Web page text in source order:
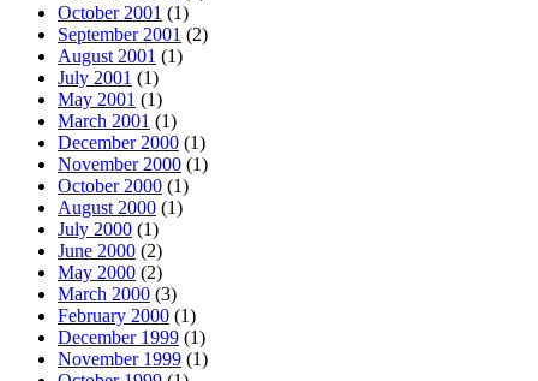
October 2001 (1)
September 2001 (2)
August 2001 (1)
July 2001 (1)
May 2001 (1)
March 2001 (1)
December 2000 (1)
November 2000 (1)
October 2000 (1)
August 2000 (1)
July 2000 (1)
June 2000 (2)
May 2000 (2)
March 2000 (3)
February 2000 (1)
December 1999 (1)
November 1999 (1)